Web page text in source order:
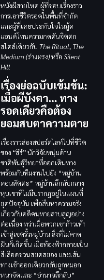
หนังผีสายโหด ผู้ที่ชอบเรื่องราว
การเอาชีวิตรอดในพื้นที่จำกัด
และผู้ที่เคยประทับใจในมู้ด
แอนด์โทนความกดดันจิตตก
สไตล์เดียวกับ The Ritual, The
Medium (ร่างทรง)หรือ Silent
Hill
เรื่องย่อฉบับเข้มข้น:
เมื่อผีบังตา… ทาง
รอดเดียวคือต้อง
ยอมสบตาความตาย
เรื่องราวส่องสปอร์ตไลท์ไปที่ชีวิต
ของ “ธีร์” นักวิจัยหนุ่มด้าน
ชาติพันธุ์วิทยาที่ออกเดินทาง
พร้อมกับทีมงานไปยัง “หมู่บ้าน
ดอนสัตตะ” หมู่บ้านลึกลับกลาง
หุบเขาที่ไม่มีปรากฏอยู่ในแผนที่
ยุคปัจจุบัน เพื่อสืบหาความจริง
เกี่ยวกับคดีคนหายสาบสูญอย่าง
ต่อเนื่อง ทว่าเมื่อพวกเขาก้าวเท้า
เข้าสู่เขตรั้วหมู่บ้าน สิ่งที่ไม่คาด
ฝันก็เกิดขึ้น เมื่อท้องฟ้ากลายเป็น
สีเลือดชวนสยดสยอง และเส้น
ทางเข้าออกเดียวกลับถูกหมอก
หนาจัดและ “อำนาจลึกลับ”